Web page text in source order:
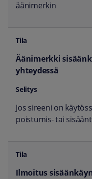
äänimerkin
Äänimerkki
yhteydessä
Jos sireeni on
poistumis- tai
Ilmoitus